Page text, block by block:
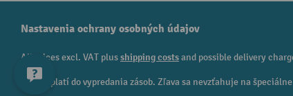
Nastavenia ochrany osobných údajov
All prices excl. VAT plusshipping costsand possible delivery
¹ Zľava platí do vypredania zásob. Zľava sa nevzťahuje na